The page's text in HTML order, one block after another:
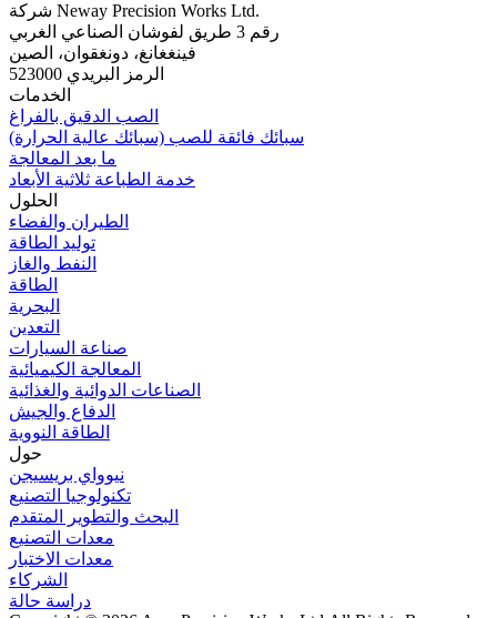
شركة Neway Precision Works Ltd.
رقم 3 طريق لفوشان الصناعي الغربي
فينغغانغ، دونغقوان، الصين
الرمز البريدي 523000
الخدمات
الصب الدقيق بالفراغ
سبائك فائقة للصب (سبائك عالية الحرارة)
ما بعد المعالجة
خدمة الطباعة ثلاثية الأبعاد
الحلول
الطيران والفضاء
توليد الطاقة
النفط والغاز
الطاقة
البحرية
التعدين
صناعة السيارات
المعالجة الكيميائية
الصناعات الدوائية والغذائية
الدفاع والجيش
الطاقة النووية
حول
نيوواي بريسيجن
تكنولوجيا التصنيع
البحث والتطوير المتقدم
معدات التصنيع
معدات الاختبار
الشركاء
دراسة حالة